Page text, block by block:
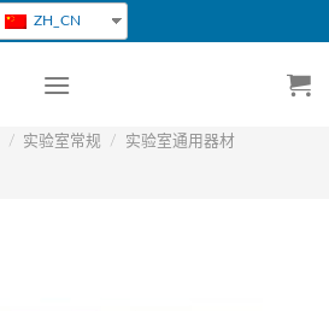
ZH_CN
/ 实验室常规 / 实验室通用器材